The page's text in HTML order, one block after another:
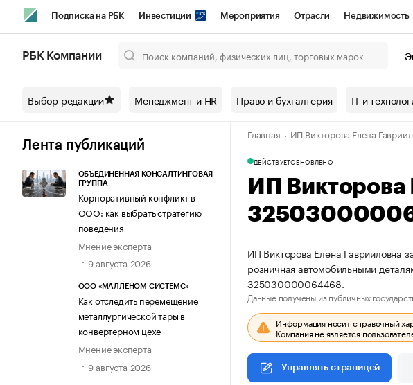
Подписка на РБК Инвестиции Мероприятия Отрасли Недвижимость
Спецпроекты СПб Конференции СПб Спецпроекты Проверка
Технологии и медиа Рынок наличной валюты
РБК Компании
Выбор редакции Менеджмент и HR Право и бухгалтерия IT и
Лента публикаций
ОБЪЕДИНЕННАЯ КОНСАЛТИНГОВАЯ
ГРУППА
Корпоративный конфликт в
ООО: как выбрать стратегию
поведения
Мнение эксперта
9 августа 2026
ООО «МАЛЛЕНОМ СИСТЕМС»
Как отследить перемещение
металлургической тары в
конвертерном цехе
Мнение эксперта
9 августа 2026
Главная ИП Викторова Елена
ДЕЙСТВУЕТОБНОВЛЕНО
ИП
ИП Викторова Елена Гаврииловна
розничная автомобильными
325030000064468.
Данные получены из публичных
Информация носит справочный
Компания не является
Управлять страницей